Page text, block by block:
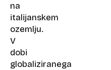
na
italijanskem
ozemlju.
V
dobi
globaliziranega